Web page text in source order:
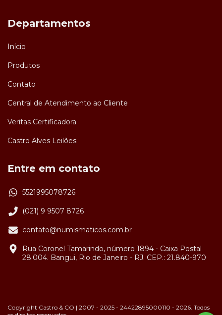
Departamentos
Início
Produtos
Contato
Central de Atendimento ao Cliente
Veritas Certificadora
Castro Alves Leilões
Entre em contato
5521995078726
(021) 9 9507 8726
contato@numismaticos.com.br
Rua Coronel Tamarindo, número 1894 - Caixa Postal
28.004. Bangui, Rio de Janeiro - RJ. CEP.: 21.840-970
Copyright Castro & CO | 2007 - 2025 - 24422895000110 - 2026. Todos